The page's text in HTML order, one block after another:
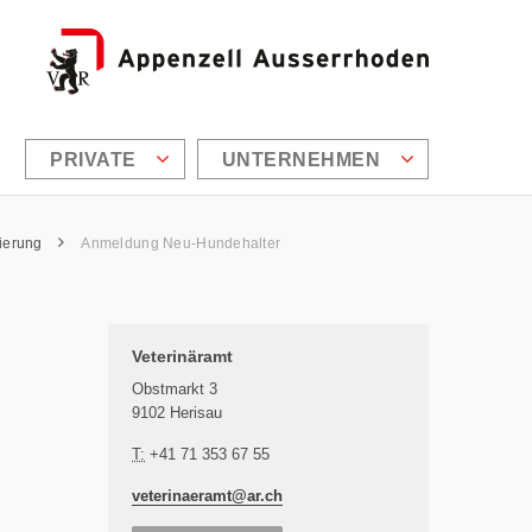
PRIVATE UNTERNEHMEN
Anmeldung Neu-Hundehalter
Veterinäramt
Obstmarkt 3
9102 Herisau
T: +41 71 353 67 55
veterinaeramt@ar.ch